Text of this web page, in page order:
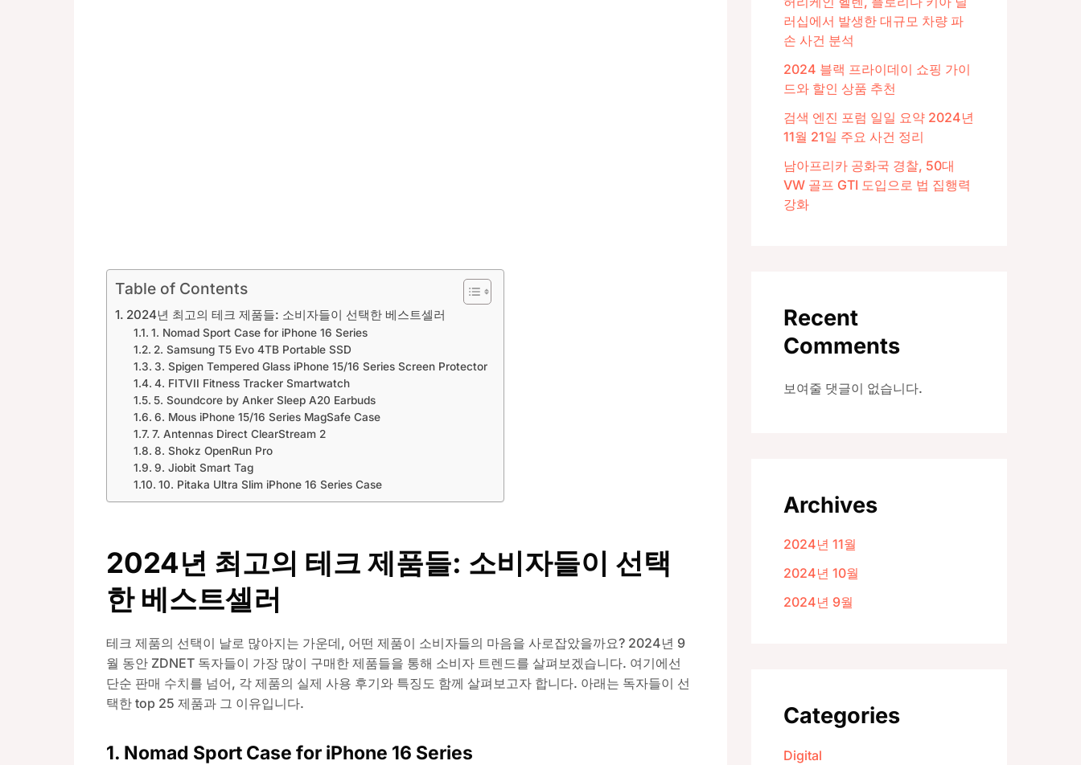
Table of Contents
2024년 최고의 테크 제품들: 소비자들이 선택한 베스트셀러
1. Nomad Sport Case for iPhone 16 Series
2. Samsung T5 Evo 4TB Portable SSD
3. Spigen Tempered Glass iPhone 15/16 Series Screen Protector
4. FITVII Fitness Tracker Smartwatch
5. Soundcore by Anker Sleep A20 Earbuds
6. Mous iPhone 15/16 Series MagSafe Case
7. Antennas Direct ClearStream 2
8. Shokz OpenRun Pro
9. Jiobit Smart Tag
10. Pitaka Ultra Slim iPhone 16 Series Case
2024년 최고의 테크 제품들: 소비자들이 선택
한 베스트셀러
테크 제품의 선택이 날로 많아지는 가운데, 어떤 제품이 소비자들의 마음을 사로잡았을까요? 2024년 9
월 동안 ZDNET 독자들이 가장 많이 구매한 제품들을 통해 소비자 트렌드를 살펴보겠습니다. 여기에선
단순 판매 수치를 넘어, 각 제품의 실제 사용 후기와 특징도 함께 살펴보고자 합니다. 아래는 독자들이 선
택한 top 25 제품과 그 이유입니다.
1. Nomad Sport Case for iPhone 16 Series
러십에서 발생한 대규모 차량 파
손 사건 분석
2024 블랙 프라이데이 쇼핑 가이
드와 할인 상품 추천
검색 엔진 포럼 일일 요약 2024년
11월 21일 주요 사건 정리
남아프리카 공화국 경찰, 50대
VW 골프 GTI 도입으로 법 집행력
강화
Recent
Comments
보여줄 댓글이 없습니다.
Archives
2024년 11월
2024년 10월
2024년 9월
Categories
Digital